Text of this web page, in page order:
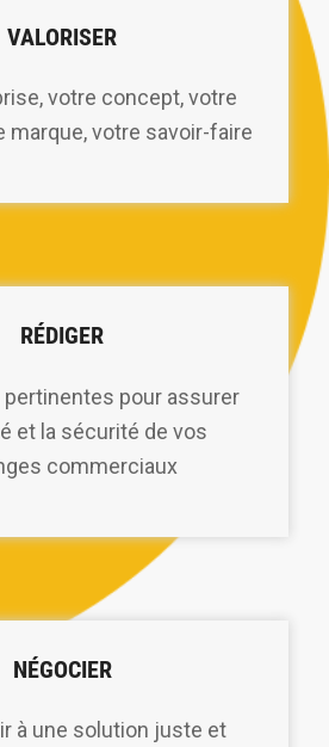
VALORISER
votre concept, votre
marque, votre savoir-faire
RÉDIGER
pour assurer
et la sécurité de vos
commerciaux
NÉGOCIER
à une solution juste et